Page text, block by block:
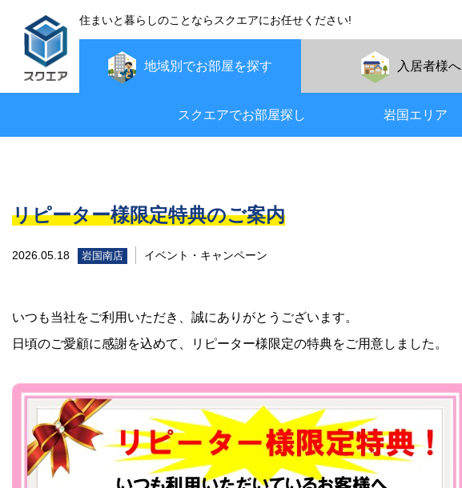
住まいと暮らしのことならスクエアにお任せください!
地域別でお部屋を探す
スクエアでお部屋探し 岩国エリア
入居者様へ
リピーター様限定特典のご案内
2026.05.18 岩国南店 イベント・キャンペーン
いつも当社をご利用いただき、誠にありがとうございます。
日頃のご愛顧に感謝を込めて、リピーター様限定の特典をご用意しました。